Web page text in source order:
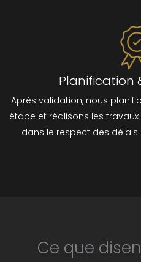
Planification
Après validation, nous
étape et réalisons les
dans le respect des
Ce que